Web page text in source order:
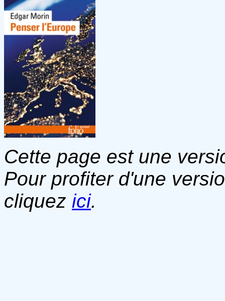
Cette page est une
Pour profiter d'une
cliquez ici.